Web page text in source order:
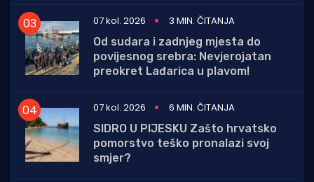
07 kol. 2026
3 MIN. ČITANJA
Od sudara i zadnjeg mjesta do
povijesnog srebra: Nevjerojatan
preokret Lađarica u plavom!
07 kol. 2026
6 MIN. ČITANJA
SIDRO U PIJESKU Zašto hrvatsko
pomorstvo teško pronalazi svoj
smjer?